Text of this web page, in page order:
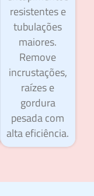
resistentes e
tubulações
maiores.
Remove
incrustações,
raízes e
gordura
pesada com
alta eficiência.